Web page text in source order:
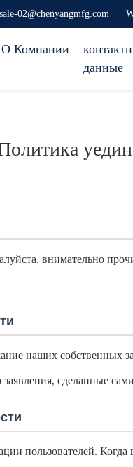
02@chenyangmfg.com
О Компании
данные
внимательно
наших собственных
сделанные
пользователей. Когда